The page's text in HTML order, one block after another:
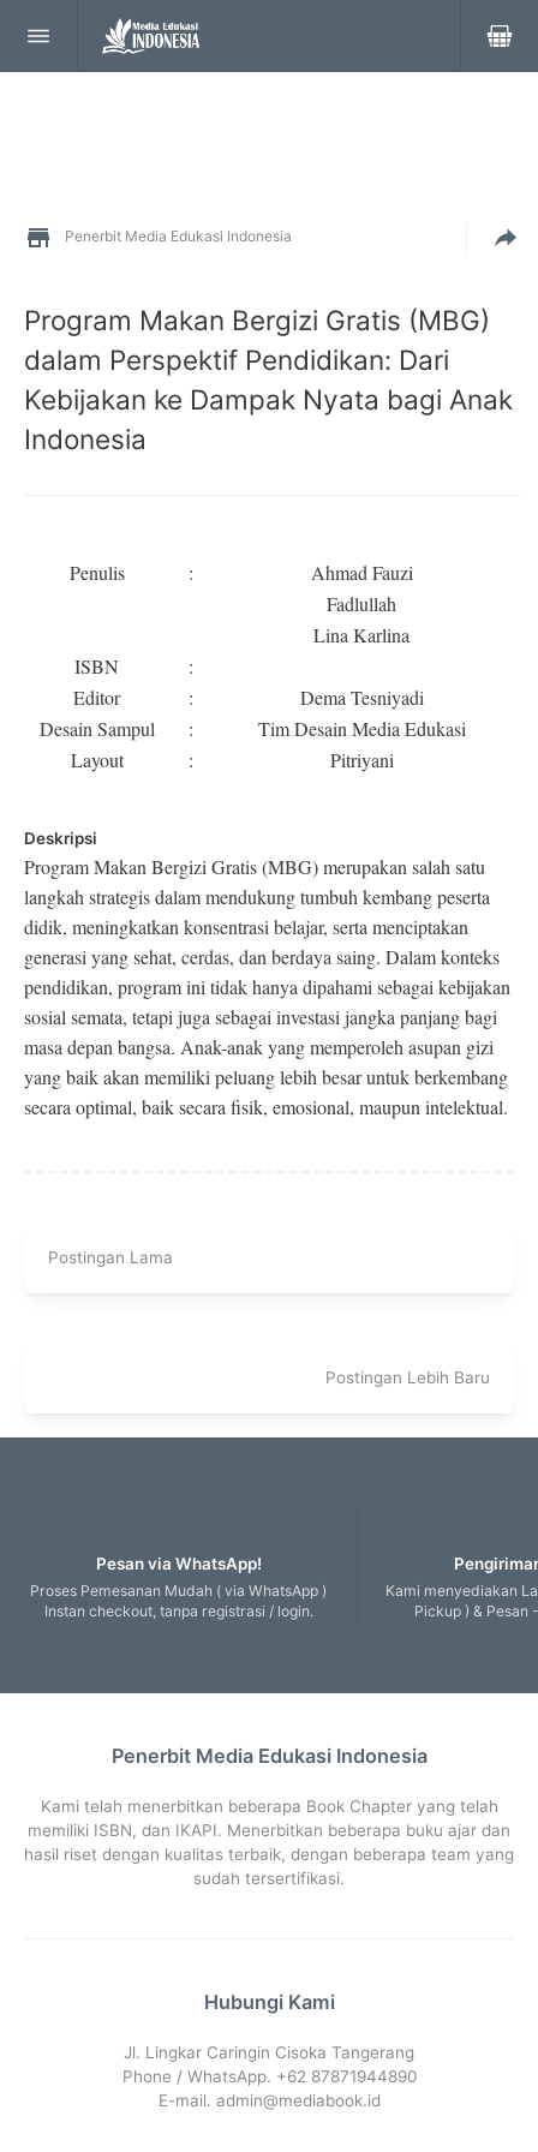
Penerbit Media Edukasi Indonesia
Program Makan Bergizi Gratis (MBG)
dalam Perspektif Pendidikan: Dari
Kebijakan ke Dampak Nyata bagi Anak
Indonesia
Penulis :
Ahmad Fauzi
Fadlullah
Lina Karlina
ISBN
:
Editor
:
Dema Tesniyadi
Desain Sampul
:
Tim Desain Media Edukasi
Layout
: Pitriyani
Deskripsi
Program Makan Bergizi Gratis (MBG) merupakan salah satu
langkah strategis dalam mendukung tumbuh kembang peserta
didik, meningkatkan konsentrasi belajar, serta menciptakan
generasi yang sehat, cerdas, dan berdaya saing. Dalam konteks
pendidikan, program ini tidak hanya dipahami sebagai kebijakan
sosial semata, tetapi juga sebagai investasi jangka panjang bagi
masa depan bangsa. Anak-anak yang memperoleh asupan gizi
yang baik akan memiliki peluang lebih besar untuk berkembang
secara optimal, baik secara fisik, emosional, maupun intelektual.
Postingan Lama
Postingan Lebih Baru
Pesan via WhatsApp!
Proses Pemesanan Mudah ( via WhatsApp )
Instan checkout, tanpa registrasi / login.
Kami menyediakan
Pickup ) & Pesan
Penerbit Media Edukasi Indonesia
Kami telah menerbitkan beberapa Book Chapter yang telah
memiliki ISBN, dan IKAPI. Menerbitkan beberapa buku ajar dan
hasil riset dengan kualitas terbaik, dengan beberapa team yang
sudah tersertifikasi.
Hubungi Kami
Jl. Lingkar Caringin Cisoka Tangerang
Phone / WhatsApp. +62 87871944890
E-mail. admin@mediabook.id